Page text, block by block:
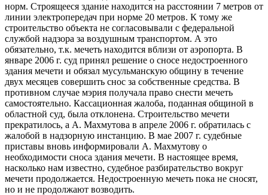
норм. Строящееся здание находится на расстоянии 7 метров от
линии электропередач при норме 20 метров. К тому же
строительство объекта не согласовывали с федеральной
службой надзора за воздушным транспортом. А это
обязательно, т.к. мечеть находится вблизи от аэропорта. В
январе 2006 г. суд принял решение о сносе недостроенного
здания мечети и обязал мусульманскую общину в течение
двух месяцев совершить снос за собственные средства. В
противном случае мэрия получала право снести мечеть
самостоятельно. Кассационная жалоба, поданная общиной в
областной суд, была отклонена. Строительство мечети
прекратилось, а А. Махмутова в апреле 2006 г. обратилась с
жалобой в надзорную инстанцию. В мае 2007 г. судебные
приставы вновь информировали А. Махмутову о
необходимости сноса здания мечети. В настоящее время,
насколько нам известно, судебное разбирательство вокруг
мечети продолжается. Недостроенную мечеть пока не сносят,
но и не продолжают возводить.